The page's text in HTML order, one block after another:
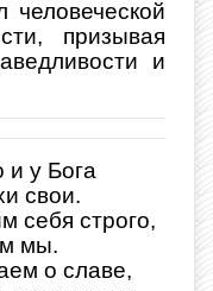
человеческой
призывая
и
у Бога
свои.
себя строго,
мы.
о славе,